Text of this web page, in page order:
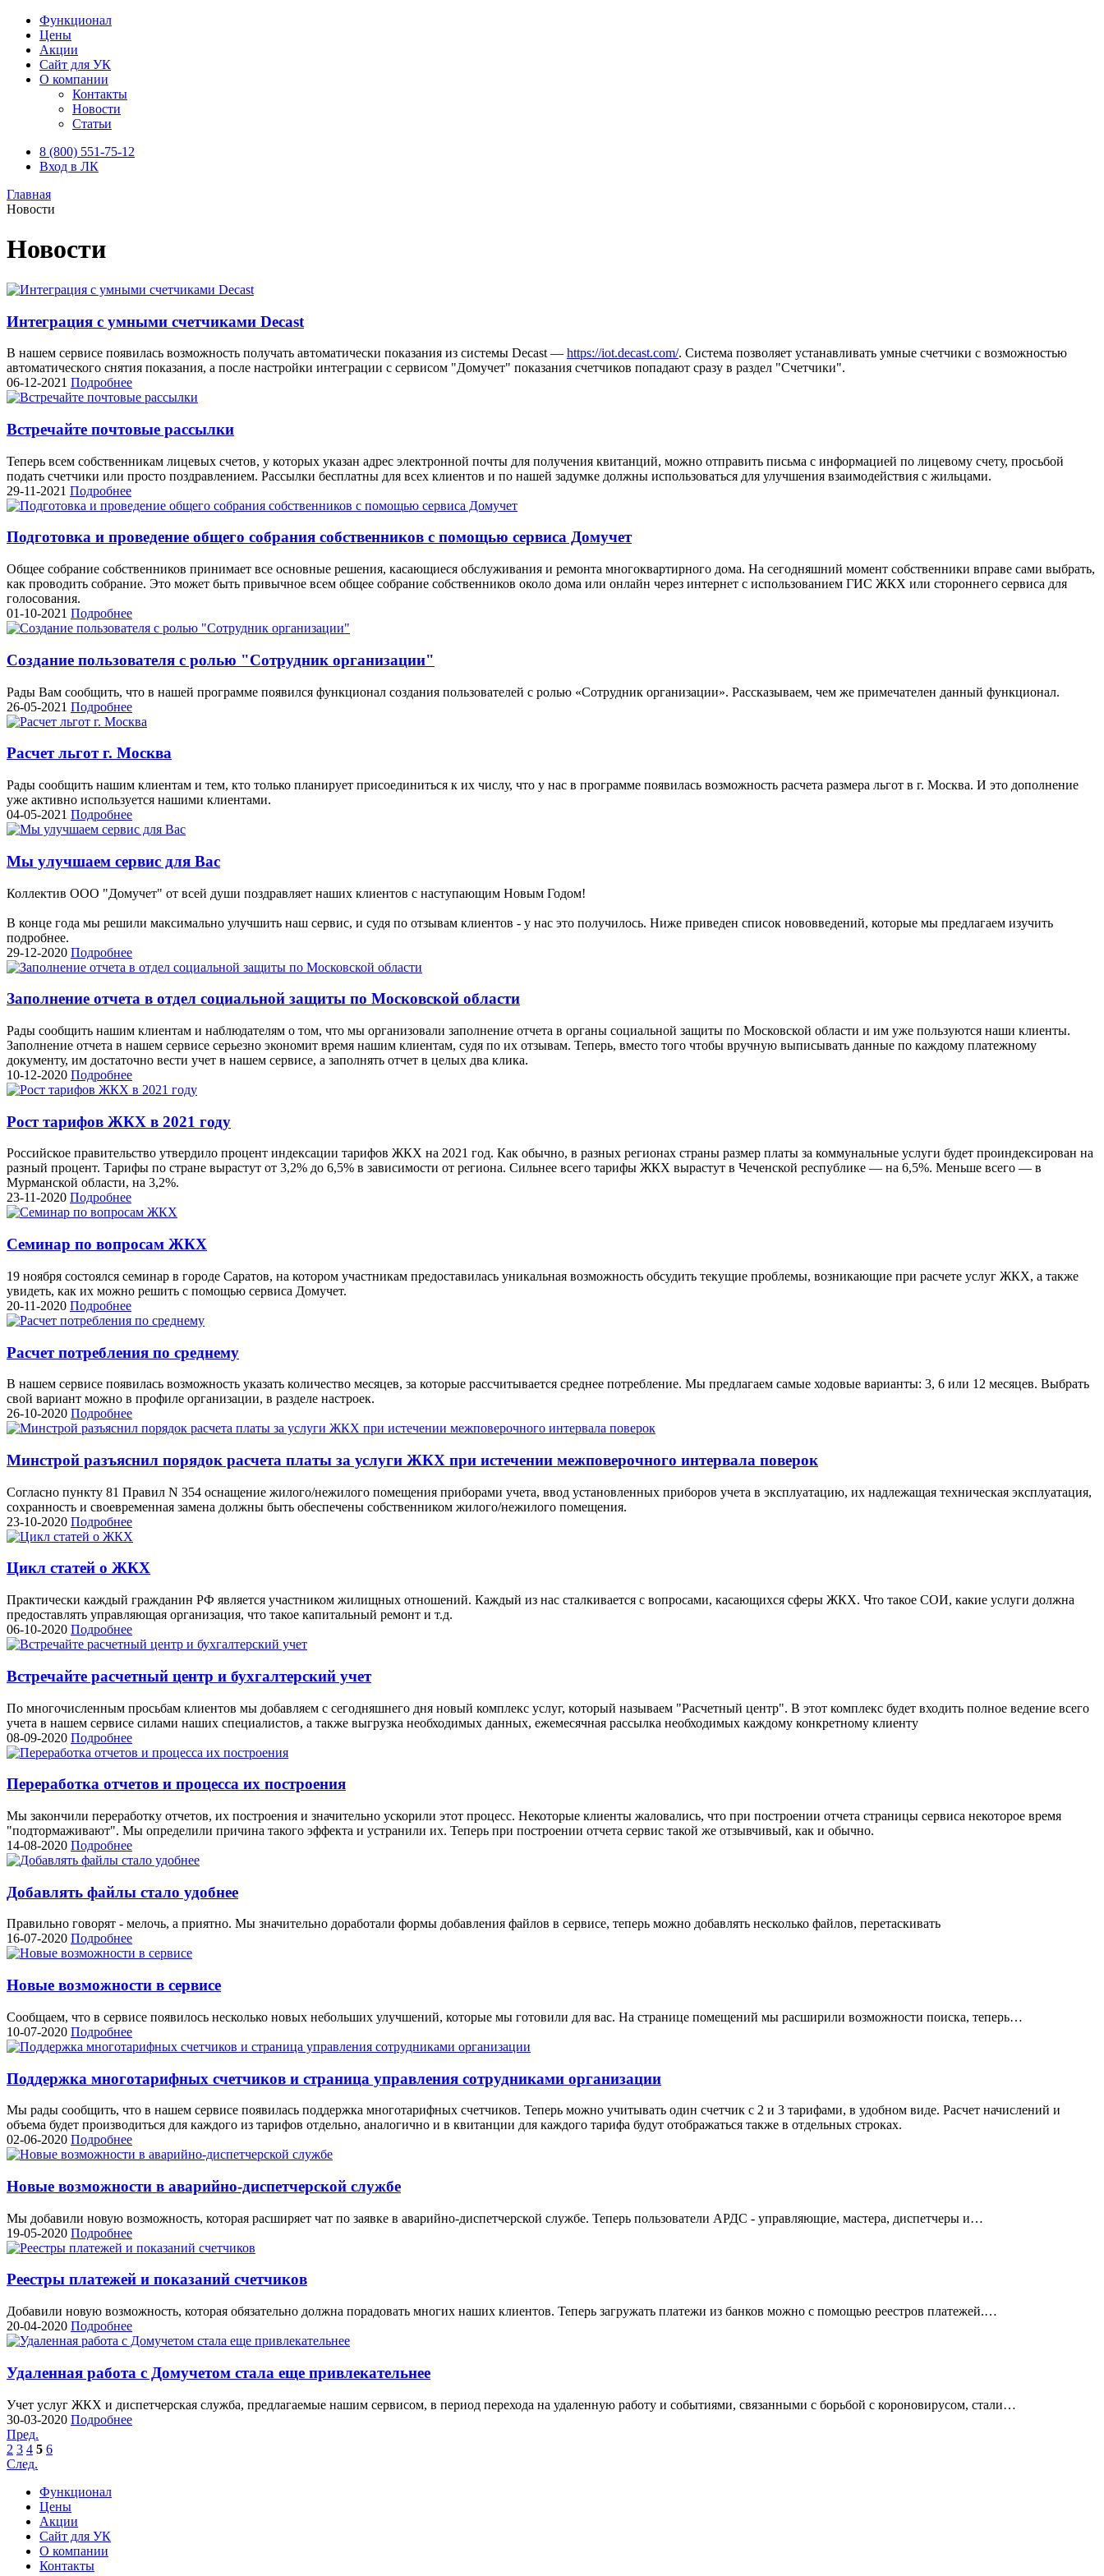
Функционал
Цены
Акции
Сайт для УК
О компании
Контакты
Новости
Статьи
8 (800) 551-75-12
Вход в ЛК
Главная
Новости
Новости
Интеграция с умными счетчиками Decast
В нашем сервисе появилась возможность получать автоматически показания из системы Decast — https://iot.decast.com/. Система позволяет устанавливать умные счетчики с возможностью
автоматического снятия показания, а после настройки интеграции с сервисом "Домучет" показания счетчиков попадают сразу в раздел "Счетчики".
06-12-2021 Подробнее
Встречайте почтовые рассылки
Теперь всем собственникам лицевых счетов, у которых указан адрес электронной почты для получения квитанций, можно отправить письма с информацией по лицевому счету, просьбой
подать счетчики или просто поздравлением. Рассылки бесплатны для всех клиентов и по нашей задумке должны использоваться для улучшения взаимодействия с жильцами.
29-11-2021 Подробнее
Подготовка и проведение общего собрания собственников с помощью сервиса Домучет
Общее собрание собственников принимает все основные решения, касающиеся обслуживания и ремонта многоквартирного дома. На сегодняшний момент собственники вправе сами выбрать,
как проводить собрание. Это может быть привычное всем общее собрание собственников около дома или онлайн через интернет с использованием ГИС ЖКХ или стороннего сервиса для
голосования.
01-10-2021 Подробнее
Создание пользователя с ролью "Сотрудник организации"
Рады Вам сообщить, что в нашей программе появился функционал создания пользователей с ролью «Сотрудник организации». Рассказываем, чем же примечателен данный функционал.
26-05-2021 Подробнее
Расчет льгот г. Москва
Рады сообщить нашим клиентам и тем, кто только планирует присоединиться к их числу, что у нас в программе появилась возможность расчета размера льгот в г. Москва. И это дополнение
уже активно используется нашими клиентами.
04-05-2021 Подробнее
Мы улучшаем сервис для Вас
Коллектив ООО "Домучет" от всей души поздравляет наших клиентов с наступающим Новым Годом!
В конце года мы решили максимально улучшить наш сервис, и судя по отзывам клиентов - у нас это получилось. Ниже приведен список нововведений, которые мы предлагаем изучить
подробнее.
29-12-2020 Подробнее
Заполнение отчета в отдел социальной защиты по Московской области
Рады сообщить нашим клиентам и наблюдателям о том, что мы организовали заполнение отчета в органы социальной защиты по Московской области и им уже пользуются наши клиенты.
Заполнение отчета в нашем сервисе серьезно экономит время нашим клиентам, судя по их отзывам. Теперь, вместо того чтобы вручную выписывать данные по каждому платежному
документу, им достаточно вести учет в нашем сервисе, а заполнять отчет в целых два клика.
10-12-2020 Подробнее
Рост тарифов ЖКХ в 2021 году
Российское правительство утвердило процент индексации тарифов ЖКХ на 2021 год. Как обычно, в разных регионах страны размер платы за коммунальные услуги будет проиндексирован на
разный процент. Тарифы по стране вырастут от 3,2% до 6,5% в зависимости от региона. Сильнее всего тарифы ЖКХ вырастут в Чеченской республике — на 6,5%. Меньше всего — в
Мурманской области, на 3,2%.
23-11-2020 Подробнее
Семинар по вопросам ЖКХ
19 ноября состоялся семинар в городе Саратов, на котором участникам предоставилась уникальная возможность обсудить текущие проблемы, возникающие при расчете услуг ЖКХ, а также
увидеть, как их можно решить с помощью сервиса Домучет.
20-11-2020 Подробнее
Расчет потребления по среднему
В нашем сервисе появилась возможность указать количество месяцев, за которые рассчитывается среднее потребление. Мы предлагаем самые ходовые варианты: 3, 6 или 12 месяцев. Выбрать
свой вариант можно в профиле организации, в разделе настроек.
26-10-2020 Подробнее
Минстрой разъяснил порядок расчета платы за услуги ЖКХ при истечении межповерочного интервала поверок
Согласно пункту 81 Правил N 354 оснащение жилого/нежилого помещения приборами учета, ввод установленных приборов учета в эксплуатацию, их надлежащая техническая эксплуатация,
сохранность и своевременная замена должны быть обеспечены собственником жилого/нежилого помещения.
23-10-2020 Подробнее
Цикл статей о ЖКХ
Практически каждый гражданин РФ является участником жилищных отношений. Каждый из нас сталкивается с вопросами, касающихся сферы ЖКХ. Что такое СОИ, какие услуги должна
предоставлять управляющая организация, что такое капитальный ремонт и т.д.
06-10-2020 Подробнее
Встречайте расчетный центр и бухгалтерский учет
По многочисленным просьбам клиентов мы добавляем с сегодняшнего дня новый комплекс услуг, который называем "Расчетный центр". В этот комплекс будет входить полное ведение всего
учета в нашем сервисе силами наших специалистов, а также выгрузка необходимых данных, ежемесячная рассылка необходимых каждому конкретному клиенту
08-09-2020 Подробнее
Переработка отчетов и процесса их построения
Мы закончили переработку отчетов, их построения и значительно ускорили этот процесс. Некоторые клиенты жаловались, что при построении отчета страницы сервиса некоторое время
"подтормаживают". Мы определили причина такого эффекта и устранили их. Теперь при построении отчета сервис такой же отзывчивый, как и обычно.
14-08-2020 Подробнее
Добавлять файлы стало удобнее
Правильно говорят - мелочь, а приятно. Мы значительно доработали формы добавления файлов в сервисе, теперь можно добавлять несколько файлов, перетаскивать
16-07-2020 Подробнее
Новые возможности в сервисе
Сообщаем, что в сервисе появилось несколько новых небольших улучшений, которые мы готовили для вас. На странице помещений мы расширили возможности поиска, теперь…
10-07-2020 Подробнее
Поддержка многотарифных счетчиков и страница управления сотрудниками организации
Мы рады сообщить, что в нашем сервисе появилась поддержка многотарифных счетчиков. Теперь можно учитывать один счетчик с 2 и 3 тарифами, в удобном виде. Расчет начислений и
объема будет производиться для каждого из тарифов отдельно, аналогично и в квитанции для каждого тарифа будут отображаться также в отдельных строках.
02-06-2020 Подробнее
Новые возможности в аварийно-диспетчерской службе
Мы добавили новую возможность, которая расширяет чат по заявке в аварийно-диспетчерской службе. Теперь пользователи АРДС - управляющие, мастера, диспетчеры и…
19-05-2020 Подробнее
Реестры платежей и показаний счетчиков
Добавили новую возможность, которая обязательно должна порадовать многих наших клиентов. Теперь загружать платежи из банков можно с помощью реестров платежей.…
20-04-2020 Подробнее
Удаленная работа с Домучетом стала еще привлекательнее
Учет услуг ЖКХ и диспетчерская служба, предлагаемые нашим сервисом, в период перехода на удаленную работу и событиями, связанными с борьбой с короновирусом, стали…
30-03-2020 Подробнее
Пред.
2 3 4 5 6
След.
Функционал
Цены
Акции
Сайт для УК
О компании
Контакты